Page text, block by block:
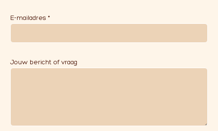
Blog
m
v
a
g
E-mailadres *
Jouw bericht of vraag